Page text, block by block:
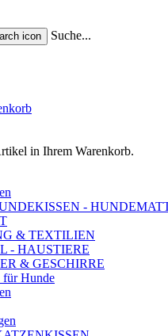
Suche...
in Ihrem Warenkorb.
-
& TEXTILIEN
- HAUSTIERE
& GESCHIRRE
Hunde